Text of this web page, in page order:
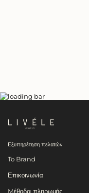
Εξυπηρέτηση πελατών
To Brand
Επικοινωνία
Mέθοδοι πληρωμής